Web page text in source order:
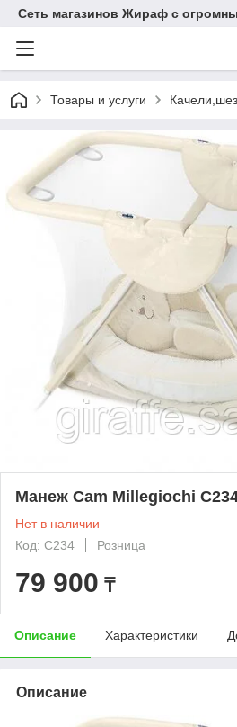
Сеть магазинов Жираф с
Товары и услуги
Манеж Cam Millegiochi
Нет в наличии
Код: C234
Розница
79 900 ₸
Описание Характеристики
Описание